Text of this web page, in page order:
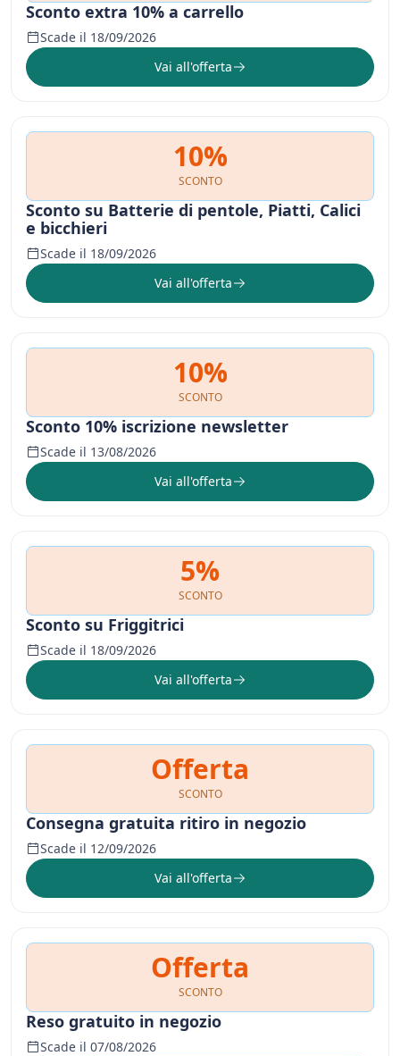
Sconto extra 10% a carrello
Scade il 18/09/2026
Vai all'offerta
10%
SCONTO
Sconto su Batterie di pentole, Piatti, Calici
e bicchieri
Scade il 18/09/2026
Vai all'offerta
10%
SCONTO
Sconto 10% iscrizione newsletter
Scade il 13/08/2026
Vai all'offerta
5%
SCONTO
Sconto su Friggitrici
Scade il 18/09/2026
Vai all'offerta
Offerta
SCONTO
Consegna gratuita ritiro in negozio
Scade il 12/09/2026
Vai all'offerta
Offerta
SCONTO
Reso gratuito in negozio
Scade il 07/08/2026